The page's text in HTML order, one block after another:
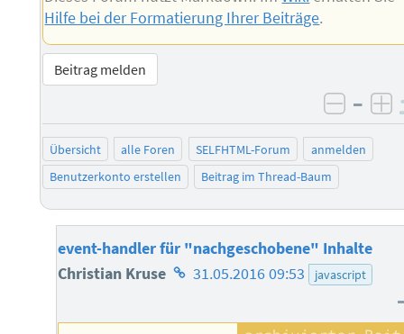
Hilfe bei der Formatierung Ihrer Beiträge.
Beitrag melden
–
Übersicht alle Foren SELFHTML-Forum
anmelden
Benutzerkonto erstellen
Beitrag im Thread-Baum
event-handler für "nachgeschobene" Inhalte
Christian Kruse Homepage
Autors
31.05.2016 09:53 javascript